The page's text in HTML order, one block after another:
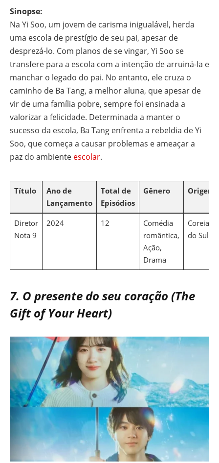
Sinopse:
Na Yi Soo, um jovem de carisma inigualável, herda
uma escola de prestígio de seu pai, apesar de
desprezá-lo. Com planos de se vingar, Yi Soo se
transfere para a escola com a intenção de arruiná-la e
manchar o legado do pai. No entanto, ele cruza o
caminho de Ba Tang, a melhor aluna, que apesar de
vir de uma família pobre, sempre foi ensinada a
valorizar a felicidade. Determinada a manter o
sucesso da escola, Ba Tang enfrenta a rebeldia de Yi
Soo, que começa a causar problemas e ameaçar a
paz do ambiente escolar.
Título
Ano de
Lançamento
Total de
Episódios
Gênero Origem
Diretor
Nota 9
2024 12
Comédia
romântica,
Ação,
Drama
Coreia
do Sul
7. O presente do seu coração (The
Gift of Your Heart)